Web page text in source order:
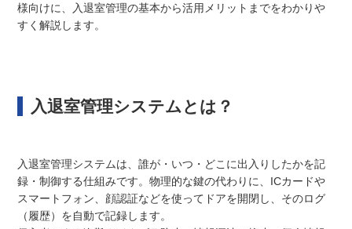
様向けに、入退室管理の基本から活用メリットまでをわかりや
すく解説します。
入退室管理システムとは？
入退室管理システムは、誰が・いつ・どこに出入りしたかを記
録・制御する仕組みです。物理的な鍵の代わりに、ICカードや
スマートフォン、顔認証などを使ってドアを開閉し、そのログ
（履歴）を自動で記録します。